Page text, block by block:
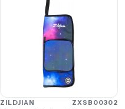
ZILDJIAN ZXSB00302